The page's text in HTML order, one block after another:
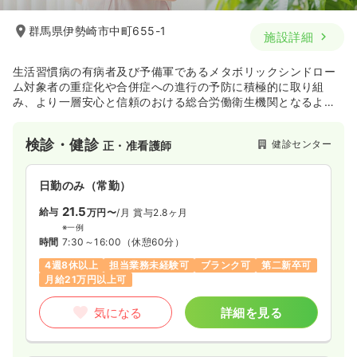
群馬県伊勢崎市中町655-1 施設詳細
生活習慣病の有病者及び予備軍であるメタボリックシンドロー
ム対象者の重症化や合併症への進行の予防に積極的に取り組
み、より一層安心と信頼のおける総合労働衛生機関となるよ
検診・健診 正・准看護師 健診センター
日勤のみ（常勤）
給与 21.5万円〜/月 賞与2.8ヶ月
※一例
時間 7:30～16:00 （休憩60分）
4週8休以上
担当業務未経験可 ブランク可
第二新卒可
月給21万円以上可
気になる 詳細を見る